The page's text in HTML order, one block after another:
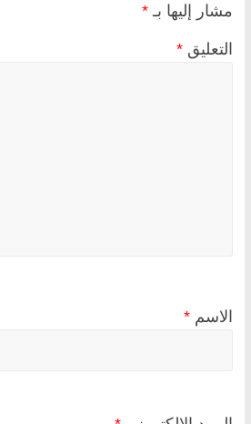
مشار إليها بـ *
التعليق *
الاسم *